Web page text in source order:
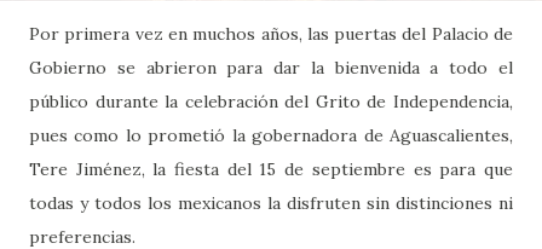
Por primera vez en muchos años, las puertas del Palacio de
Gobierno se abrieron para dar la bienvenida a todo el
público durante la celebración del Grito de Independencia,
pues como lo prometió la gobernadora de Aguascalientes,
Tere Jiménez, la fiesta del 15 de septiembre es para que
todas y todos los mexicanos la disfruten sin distinciones ni
preferencias.